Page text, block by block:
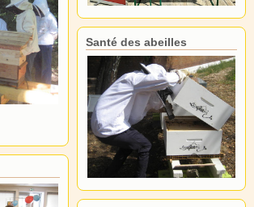
Santé des abeilles